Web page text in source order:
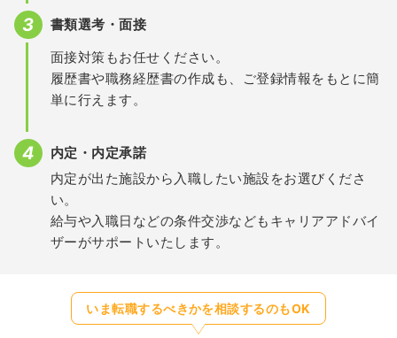
書類選考・面接
面接対策もお任せください。
履歴書や職務経歴書の作成も、ご登録情報をもとに簡
単に行えます。
内定・内定承諾
内定が出た施設から入職したい施設をお選びくださ
い。
給与や入職日などの条件交渉などもキャリアアドバイ
ザーがサポートいたします。
いま転職するべきかを相談するのもOK